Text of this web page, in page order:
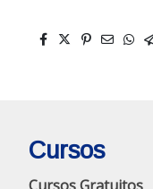
Cursos